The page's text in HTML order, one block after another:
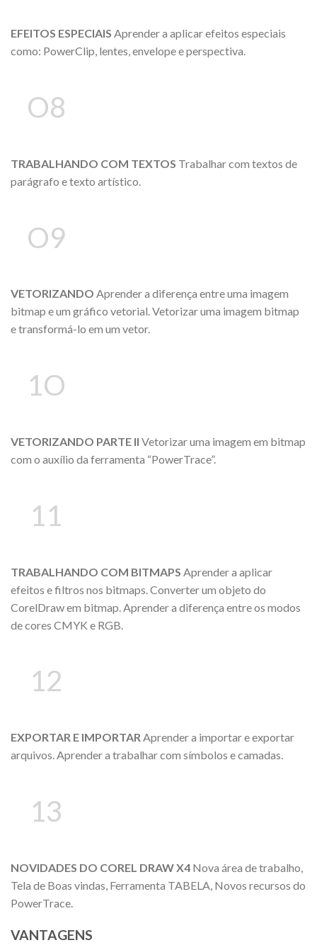
EFEITOS ESPECIAIS Aprender a aplicar efeitos especiais
como: PowerClip, lentes, envelope e perspectiva.
O8
TRABALHANDO COM TEXTOS Trabalhar com textos de
parágrafo e texto artístico.
O9
VETORIZANDO Aprender a diferença entre uma imagem
bitmap e um gráfico vetorial. Vetorizar uma imagem bitmap
e transformá-lo em um vetor.
1O
VETORIZANDO PARTE II Vetorizar uma imagem em bitmap
com o auxílio da ferramenta “PowerTrace”.
11
TRABALHANDO COM BITMAPS Aprender a aplicar
efeitos e filtros nos bitmaps. Converter um objeto do
CorelDraw em bitmap. Aprender a diferença entre os modos
de cores CMYK e RGB.
12
EXPORTAR E IMPORTAR Aprender a importar e exportar
arquivos. Aprender a trabalhar com símbolos e camadas.
13
NOVIDADES DO COREL DRAW X4 Nova área de trabalho,
Tela de Boas vindas, Ferramenta TABELA, Novos recursos do
PowerTrace.
VANTAGENS